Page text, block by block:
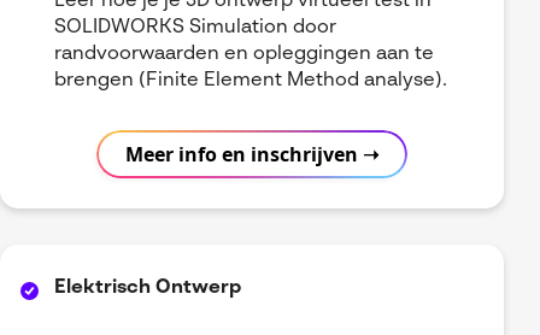
SOLIDWORKS Simulation door
randvoorwaarden en opleggingen aan te
brengen (Finite Element Method analyse).
Meer info en inschrijven ➝
Elektrisch Ontwerp